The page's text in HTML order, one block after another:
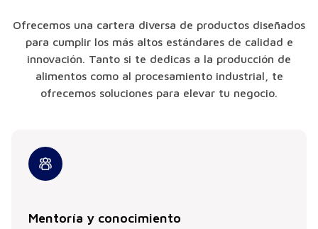
Ofrecemos una cartera diversa de productos diseñados
para cumplir los más altos estándares de calidad e
innovación. Tanto si te dedicas a la producción de
alimentos como al procesamiento industrial, te
ofrecemos soluciones para elevar tu negocio.
Mentoría y conocimiento